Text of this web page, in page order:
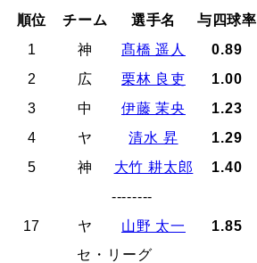
順位
チーム 選手名
与四球率
1
神 髙橋 遥人
0.89
2
広 栗林 良吏
1.00
3
中 伊藤 茉央
1.23
4
ヤ 清水 昇
1.29
5
神 大竹 耕太郎
1.40
--------
17
ヤ 山野 太一
1.85
セ・リーグ